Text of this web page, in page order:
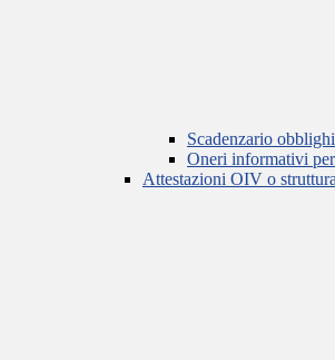
Scadenzario
Oneri informativi
Attestazioni OIV o